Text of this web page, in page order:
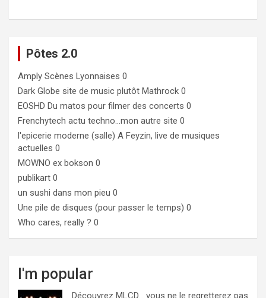
Pôtes 2.0
Amply Scènes Lyonnaises 0
Dark Globe site de music plutôt Mathrock 0
EOSHD Du matos pour filmer des concerts 0
Frenchytech actu techno…mon autre site 0
l'epicerie moderne (salle) A Feyzin, live de musiques
actuelles 0
MOWNO ex bokson 0
publikart 0
un sushi dans mon pieu 0
Une pile de disques (pour passer le temps) 0
Who cares, really ? 0
I'm popular
Découvrez MLCD… vous ne le regretterez pas